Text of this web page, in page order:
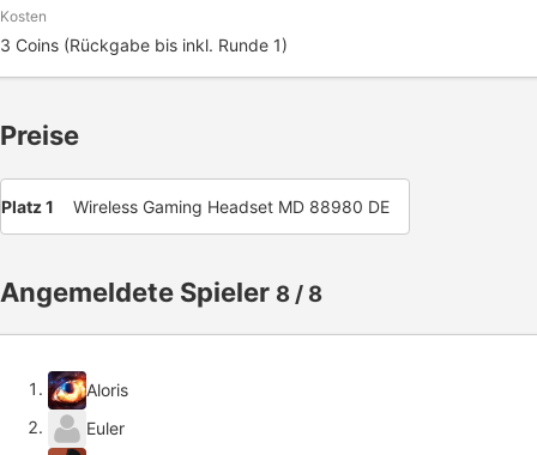
Kosten
3 Coins (Rückgabe bis inkl. Runde 1)
Preise
Platz 1 Wireless Gaming Headset MD 88980 DE
Angemeldete Spieler 8 / 8
Aloris
Euler